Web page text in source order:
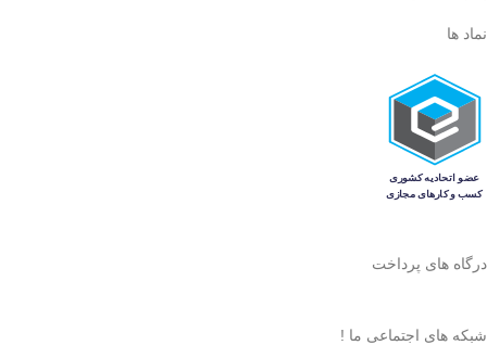
نماد ها
درگاه های پرداخت
شبکه های اجتماعی ما !